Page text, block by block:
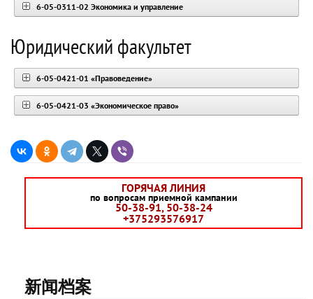
6-05-0311-02 Экономика и управление
Юридический факультет
6-05-0421-01 «Правоведение»
6-05-0421-03 «Экономическое право»
ГОРЯЧАЯ ЛИНИЯ
по вопросам приемной кампании
50-38-91, 50-38-24
+375293576917
新闻档案